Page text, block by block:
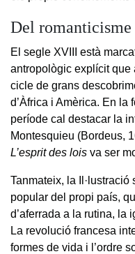
Del romanticisme
El segle XVIII està
antropològic explícit que
cicle de grans
d’Àfrica i Amèrica. En la
període cal destacar la
Montesquieu (Bordeus,
L’esprit des lois va ser
Tanmateix, la Il·lustració
popular del propi país,
d’aferrada a la rutina, la
La revolució francesa
formes de vida i l’ordre